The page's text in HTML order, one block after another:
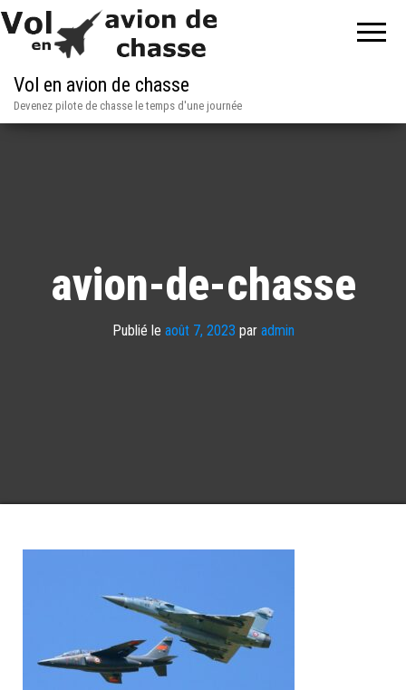
Vol en avion de chasse
Devenez pilote de chasse le temps d'une journée
avion-de-chasse
Publié le août 7, 2023 par admin